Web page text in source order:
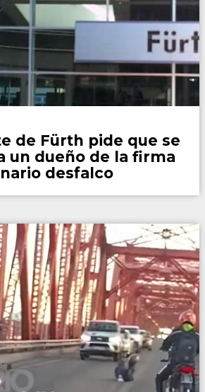
de Fürth pide que se
un dueño de la firma
desfalco